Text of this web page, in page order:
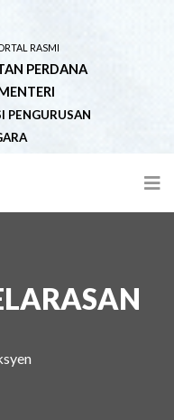
RASMI
PERDANA
PENGURUSAN